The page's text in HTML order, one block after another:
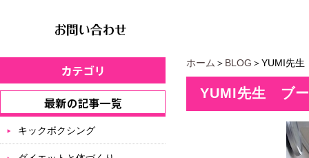
ホーム ＞ BLOG ＞YUMI先
YUMI先生 ブー
キックボクシング